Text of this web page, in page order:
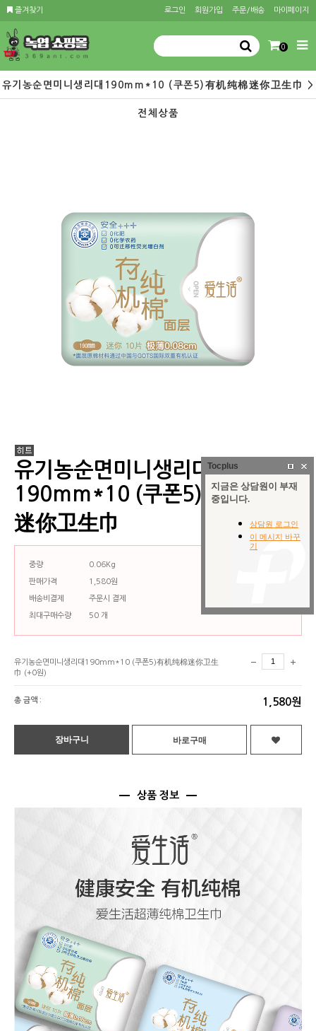
즐겨찾기 로그인 회원가입 주문/배송 마이페이지
0
유기농순면미니생리대190mm*10 (쿠폰5)有机纯棉迷你卫生巾 >
전체상품
유기농순면미니생리대
190mm*10 (쿠폰5)有机纯棉
迷你卫生巾
중량 0.06Kg
판매가격 1,580원
배송비결제 주문시 결제
최대구매수량 50 개
유기농순면미니생리대190mm*10 (쿠폰5)有机纯棉迷你卫生
巾 (+0원)
총 금액 : 1,580원
상품 정보
Tocplus